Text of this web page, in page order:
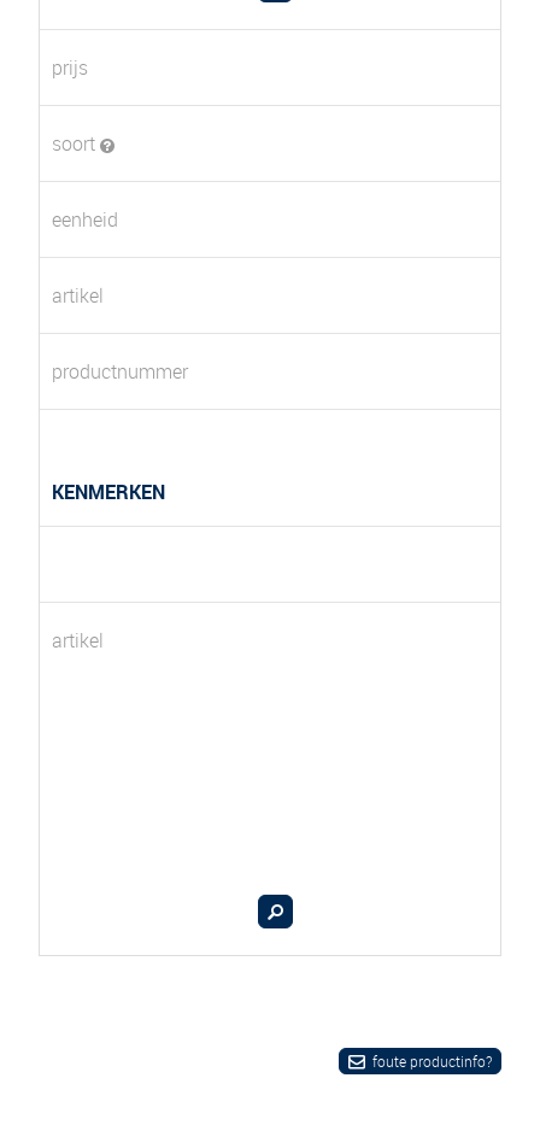
prijs
soort
eenheid
artikel
productnummer
KENMERKEN
artikel
foute productinfo?